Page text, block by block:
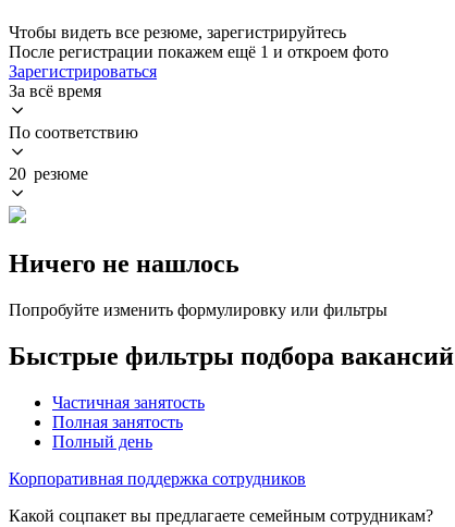
Чтобы видеть все резюме, зарегистрируйтесь
После регистрации покажем ещё 1 и откроем фото
Зарегистрироваться
За всё время
По соответствию
20 резюме
Ничего не нашлось
Попробуйте изменить формулировку или фильтры
Быстрые фильтры подбора вакансий
Частичная занятость
Полная занятость
Полный день
Корпоративная поддержка сотрудников
Какой соцпакет вы предлагаете семейным сотрудникам?